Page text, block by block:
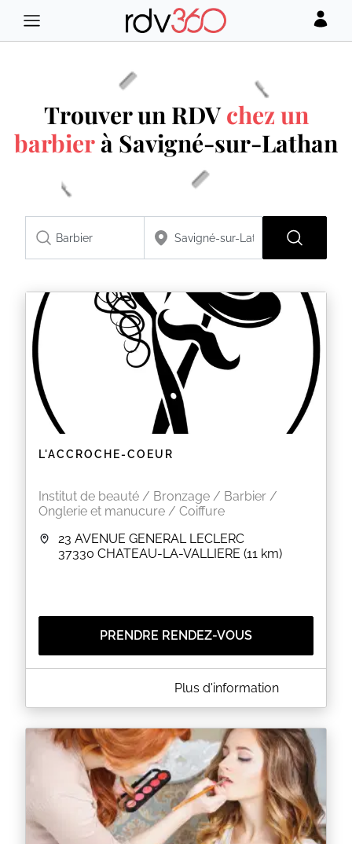
Trouver un RDVchez un
barbierà Savigné-sur-Lathan
L'ACCROCHE-COEUR
Institut de beauté / Bronzage / Barbier /
Onglerie et manucure / Coiffure
23 AVENUE GENERAL LECLERC
37330 CHATEAU-LA-VALLIERE (11 km)
PRENDRE RENDEZ-VOUS
A PROPOS DE L'ACCROCHE-COEUR
Salon de coiffure mixte à Château-la-Vallière.
prestations, d'un espace bien-être et esthétique !
EN SAVOIR PLUS
Plus d'information